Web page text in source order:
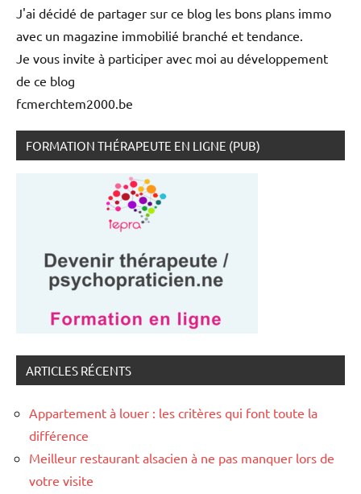
J'ai décidé de partager sur ce blog les bons plans immo
avec un magazine immobilié branché et tendance.
Je vous invite à participer avec moi au développement
de ce blog
fcmerchtem2000.be
FORMATION THÉRAPEUTE EN LIGNE (PUB)
ARTICLES RÉCENTS
Appartement à louer : les critères qui font toute la
différence
Meilleur restaurant alsacien à ne pas manquer lors de
votre visite